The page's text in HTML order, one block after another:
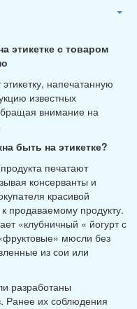
этикетке с товаром
напечатанную
известных
внимание на
на этикетке?
печатают
консерванты и
красивой
продаваемому продукту.
«клубничный « йогурт с
мюсли без
из сои или
разработаны
Ранее их соблюдения